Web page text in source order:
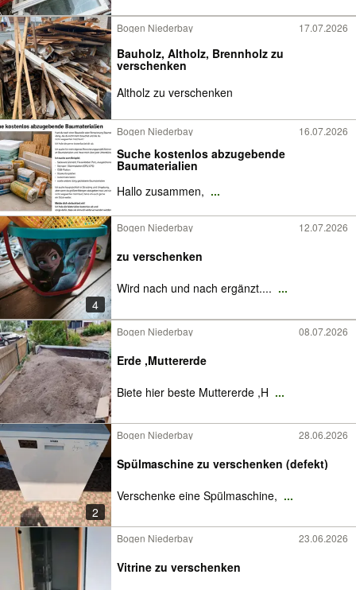
Bogen Niederbay 17.07.2026
Bauholz, Altholz, Brennholz zu
verschenken
Altholz zu verschenken
Bogen Niederbay 16.07.2026
Suche kostenlos abzugebende
Baumaterialien
Hallo zusammen, ...
4
Bogen Niederbay 12.07.2026
zu verschenken
Wird nach und nach ergänzt.... ...
Bogen Niederbay 08.07.2026
Erde ,Muttererde
Biete hier beste Muttererde ,H ...
2
Bogen Niederbay 28.06.2026
Spülmaschine zu verschenken (defekt)
Verschenke eine Spülmaschine, ...
Bogen Niederbay 23.06.2026
Vitrine zu verschenken